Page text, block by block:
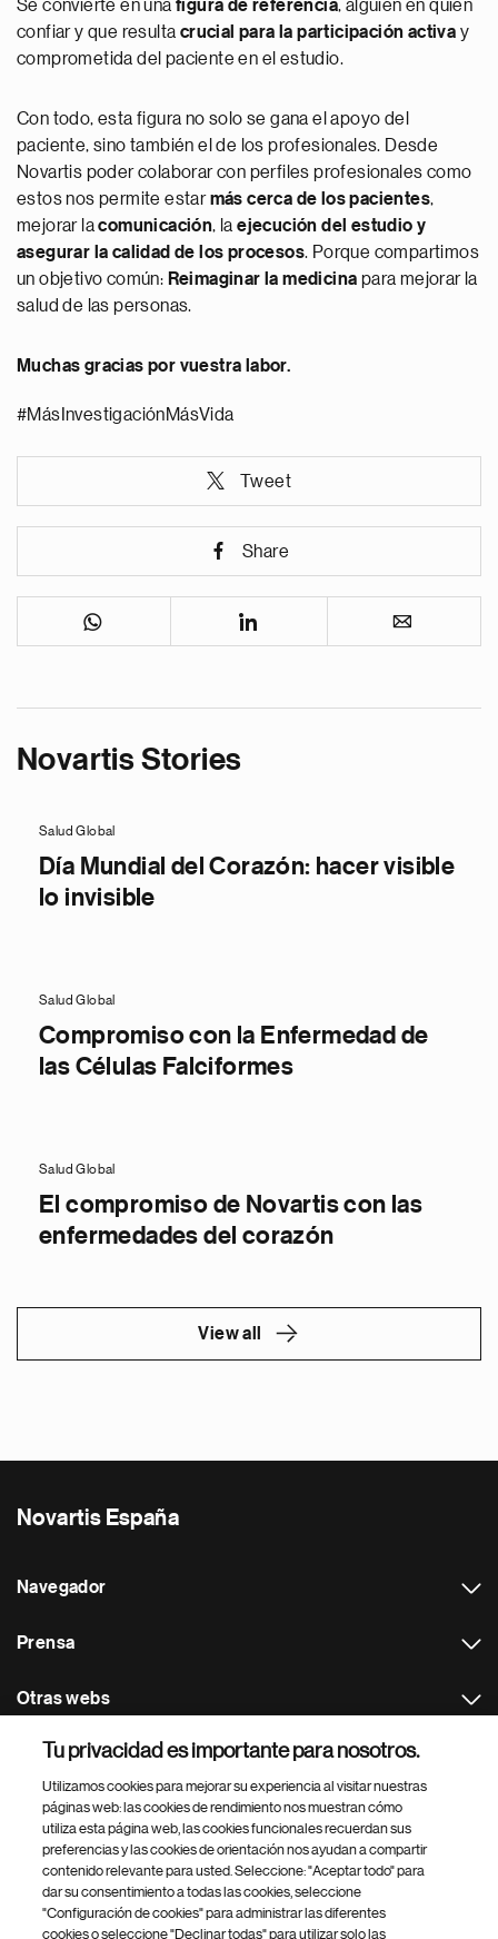
Se convierte en una figura de referencia, alguien en quien
confiar y que resulta crucial para la participación activa y
comprometida del paciente en el estudio.
Con todo, esta figura no solo se gana el apoyo del
paciente, sino también el de los profesionales. Desde
Novartis poder colaborar con perfiles profesionales como
estos nos permite estarmás cerca de los pacientes,
mejorar lacomunicación, laejecución del estudio y
asegurar la calidad de los procesos. Porque compartimos
un objetivo común: Reimaginar la medicina para mejorar la
salud de las personas.
Muchas gracias por vuestra labor.
#MásInvestigaciónMásVida
Tweet
Share
Novartis Stories
Salud Global
Día Mundial del Corazón: hacer visible
lo invisible
Salud Global
Compromiso con la Enfermedad de
las Células Falciformes
Salud Global
El compromiso de Novartis con las
enfermedades del corazón
View all
Novartis España
Navegador
Prensa
Otras webs
Footer Site Search
Footer © 2026 Novartis Farmacéutica, SA
Tu privacidad es importante para nosotros.
Utilizamos cookies para mejorar su experiencia al visitar nuestras
páginas web: las cookies de rendimiento nos muestran cómo
utiliza esta página web, las cookies funcionales recuerdan sus
preferencias y las cookies de orientación nos ayudan a compartir
contenido relevante para usted. Seleccione: "Aceptar todo" para
dar su consentimiento a todas las cookies, seleccione
"Configuración de cookies" para administrar las diferentes
cookies o seleccione "Declinar todas" para utilizar solo las